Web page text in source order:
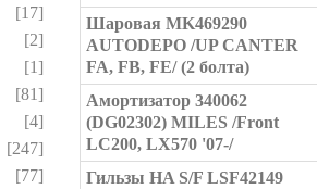
[17]
[2]
[1]
[81]
[4]
[247]
[77]
Шаровая MK469290
AUTODEPO /UP CANTER
FA, FB, FE/ (2 болта)
Амортизатор 340062
(DG02302) MILES /Front
LC200, LX570 '07-/
Гильзы HA S/F LSF42149